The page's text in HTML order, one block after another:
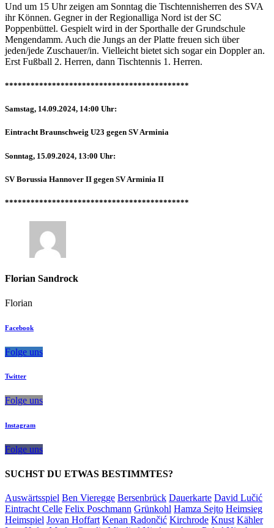
Und um 15 Uhr zeigen am Sonntag die Tischtennisherren des SVA
ihr Können. Gegner in der Regionalliga Nord ist der SC
Poppenbüttel. Gespielt wird in der Sporthalle der Grundschule
Mengendamm. Auch die Jungs an der Platte freuen sich über
jeden/jede Zuschauer/in. Vielleicht bietet sich sogar ein Doppler an.
Erst Fußball 2. Herren, dann Tischtennis 1. Herren.
*******************************************
Samstag, 14.09.2024, 14:00 Uhr:
Eintracht Braunschweig U23 gegen SV Arminia
Sonntag, 15.09.2024, 13:00 Uhr:
SV Borussia Hannover II gegen SV Arminia II
*******************************************
Florian Sandrock
Florian
Facebook
Folge uns
Twitter
Folge uns
Instagram
Folge uns
SUCHST DU ETWAS BESTIMMTES?
Auswärtsspiel Ben Vieregge Bersenbrück Dauerkarte David Lučić
Eintracht Celle Felix Poschmann Grünkohl Hamza Sejto Heimsieg
Heimspiel Jovan Hoffart Kenan Radončić Kirchrode Knust Kähler